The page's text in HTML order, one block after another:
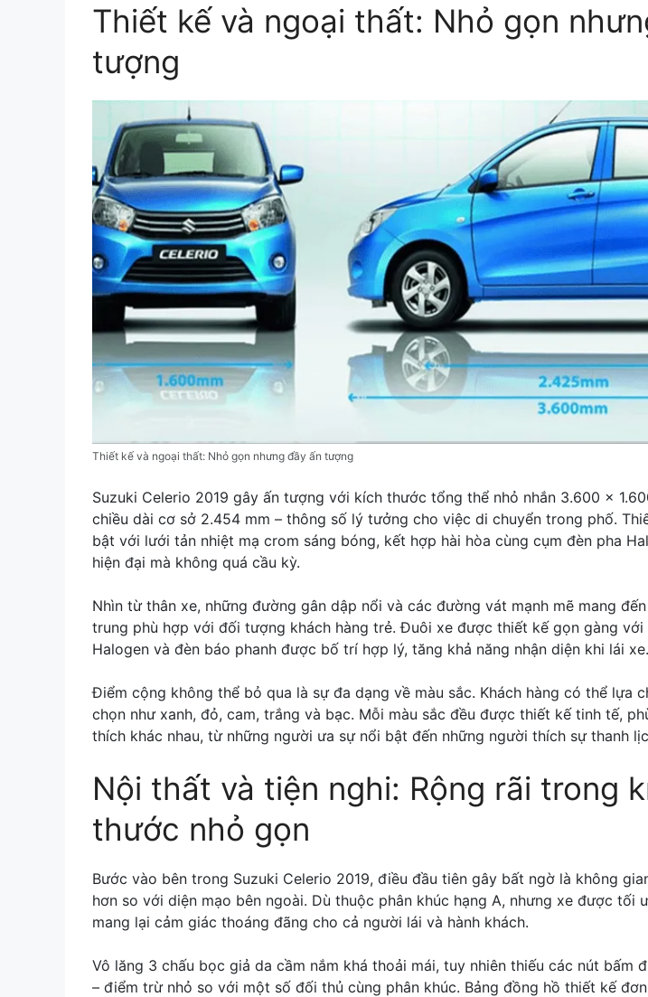
Thiết kế và ngoại thất: Nhỏ gọn
tượng
Thiết kế và ngoại thất: Nhỏ gọn nhưng đầy ấn tượng
Suzuki Celerio 2019 gây ấn tượng với kích thước tổng thể nhỏ nhắn 3.600 x
chiều dài cơ sở 2.454 mm – thông số lý tưởng cho việc di chuyển trong phố.
bật với lưới tản nhiệt mạ crom sáng bóng, kết hợp hài hòa cùng cụm đèn pha
hiện đại mà không quá cầu kỳ.
Nhìn từ thân xe, những đường gân dập nổi và các đường vát mạnh mẽ mang
trung phù hợp với đối tượng khách hàng trẻ. Đuôi xe được thiết kế gọn gàng với
Halogen và đèn báo phanh được bố trí hợp lý, tăng khả năng nhận diện khi lái xe.
Điểm cộng không thể bỏ qua là sự đa dạng về màu sắc. Khách hàng có thể lựa
chọn như xanh, đỏ, cam, trắng và bạc. Mỗi màu sắc đều được thiết kế tinh tế,
thích khác nhau, từ những người ưa sự nổi bật đến những người thích sự thanh
Nội thất và tiện nghi: Rộng rãi trong
thước nhỏ gọn
Bước vào bên trong Suzuki Celerio 2019, điều đầu tiên gây bất ngờ là không
hơn so với diện mạo bên ngoài. Dù thuộc phân khúc hạng A, nhưng xe được tối
mang lại cảm giác thoáng đãng cho cả người lái và hành khách.
Vô lăng 3 chấu bọc giả da cầm nắm khá thoải mái, tuy nhiên thiếu các nút bấm
– điểm trừ nhỏ so với một số đối thủ cùng phân khúc. Bảng đồng hồ thiết kế